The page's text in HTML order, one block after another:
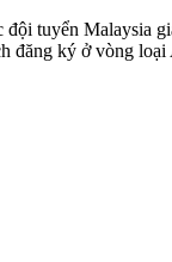
đăng ký ở vòng